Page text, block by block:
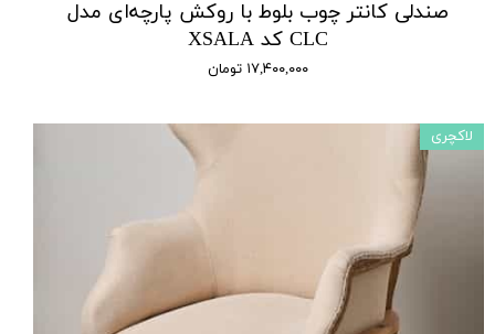
صندلی کانتر چوب بلوط با روکش پارچه‌ای مدل
CLC کد XSALA
۱۷,۴۰۰,۰۰۰ تومان
لاکچری